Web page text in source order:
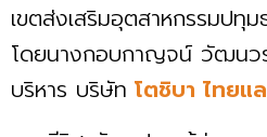
เขตส่งเสริมอุตสาหกรรมปทุ
โดยนางกอบกาญจน์ วัฒนวร
บริหาร บริษัท โตชิบา ไทยแ